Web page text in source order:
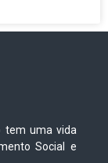
tem uma vida
Social e